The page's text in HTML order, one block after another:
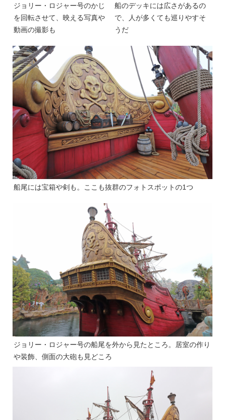
ジョリー・ロジャー号のかじ
を回転させて、映える写真や
動画の撮影も
船のデッキには広さがあるの
で、人が多くても巡りやすそ
うだ
船尾には宝箱や剣も。ここも抜群のフォトスポットの1つ
ジョリー・ロジャー号の船尾を外から見たところ。居室の作り
や装飾、側面の大砲も見どころ